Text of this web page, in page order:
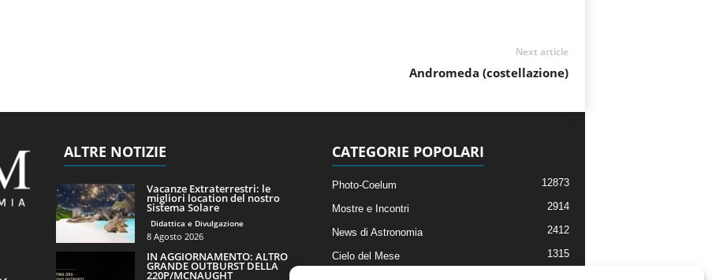
Next article
Andromeda (costellazione)
ALTRE NOTIZIE
Vacanze Extraterrestri: le
migliori location del nostro
Sistema Solare
Didattica e Divulgazione
8 Agosto 2026
IN AGGIORNAMENTO: ALTRO
GRANDE OUTBURST DELLA
220P/MCNAUGHT
CATEGORIE POPOLARI
Photo-Coelum 12873
Mostre e Incontri 2914
News di Astronomia 2412
Cielo del Mese 1315